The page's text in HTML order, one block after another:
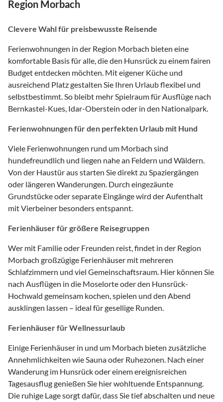
Region Morbach
Clevere Wahl für preisbewusste Reisende
Ferienwohnungen in der Region Morbach bieten eine
komfortable Basis für alle, die den Hunsrück zu einem fairen
Budget entdecken möchten. Mit eigener Küche und
ausreichend Platz gestalten Sie Ihren Urlaub flexibel und
selbstbestimmt. So bleibt mehr Spielraum für Ausflüge nach
Bernkastel-Kues, Idar-Oberstein oder in den Nationalpark.
Ferienwohnungen für den perfekten Urlaub mit Hund
Viele Ferienwohnungen rund um Morbach sind
hundefreundlich und liegen nahe an Feldern und Wäldern.
Von der Haustür aus starten Sie direkt zu Spaziergängen
oder längeren Wanderungen. Durch eingezäunte
Grundstücke oder separate Eingänge wird der Aufenthalt
mit Vierbeiner besonders entspannt.
Ferienhäuser für größere Reisegruppen
Wer mit Familie oder Freunden reist, findet in der Region
Morbach großzügige Ferienhäuser mit mehreren
Schlafzimmern und viel Gemeinschaftsraum. Hier können Sie
nach Ausflügen in die Moselorte oder den Hunsrück-
Hochwald gemeinsam kochen, spielen und den Abend
ausklingen lassen – ideal für gesellige Runden.
Ferienhäuser für Wellnessurlaub
Einige Ferienhäuser in und um Morbach bieten zusätzliche
Annehmlichkeiten wie Sauna oder Ruhezonen. Nach einer
Wanderung im Hunsrück oder einem ereignisreichen
Tagesausflug genießen Sie hier wohltuende Entspannung.
Die ruhige Lage sorgt dafür, dass Sie tief abschalten und neue